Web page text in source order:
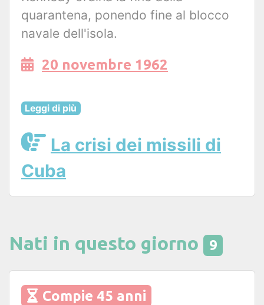
quarantena, ponendo fine al blocco
navale dell'isola.
20 novembre 1962
Leggi di più
La crisi dei missili di
Cuba
Nati in questo giorno 9
Compie 45 anni